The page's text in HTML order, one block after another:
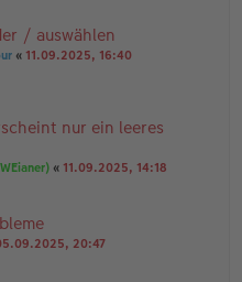
/ auswählen
« 11.09.2025, 16:40
nur ein leeres
« 11.09.2025, 14:18
20:47